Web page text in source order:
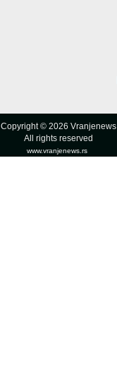
Copyright © 2026 Vranjenews
All rights reserved
www.vranjenews.rs